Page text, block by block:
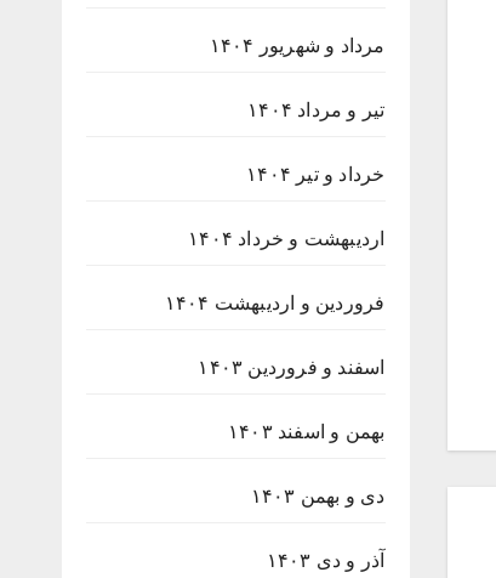
مرداد و شهریور ۱۴۰۴
تیر و مرداد ۱۴۰۴
خرداد و تیر ۱۴۰۴
اردیبهشت و خرداد ۱۴۰۴
فروردین و اردیبهشت ۱۴۰۴
اسفند و فروردین ۱۴۰۳
بهمن و اسفند ۱۴۰۳
دی و بهمن ۱۴۰۳
آذر و دی ۱۴۰۳